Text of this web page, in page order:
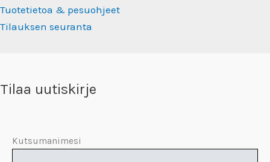
Tuotetietoa & pesuohjeet
Tilauksen seuranta
Tilaa uutiskirje
Kutsumanimesi